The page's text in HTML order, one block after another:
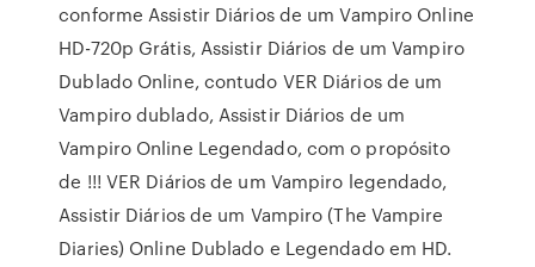
conforme Assistir Diários de um Vampiro Online
HD-720p Grátis, Assistir Diários de um Vampiro
Dublado Online, contudo VER Diários de um
Vampiro dublado, Assistir Diários de um
Vampiro Online Legendado, com o propósito
de !!! VER Diários de um Vampiro legendado,
Assistir Diários de um Vampiro (The Vampire
Diaries) Online Dublado e Legendado em HD.